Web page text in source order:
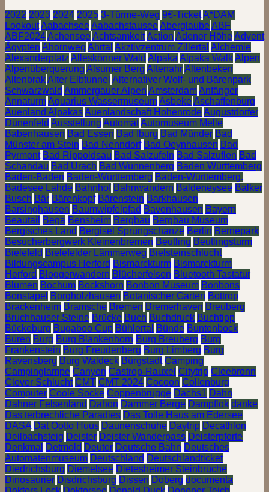
2022 2023 2024 2025 3-Türme-Weg 9€-TicketA*DAM
LookoutAabachseeAabachstauseeAberglaubeABF
ABF2024AchenseeAchtsamkeitAction Adener HöheAdvent
Ägypten Ahornweg Ahrtal Akztivzentrum Zillertal Alchemie
Alexanderplatz Alleskönner Wald Alpaka Alpaka WalkAlpen
Alpenüberquerung Alsumer Berg AltenahrAltenbeken
AltenbrakAlter Elbtunnel Alternativer Wolf- und Bärenpark
Schwarzwald Ammergauer Alpen AmsterdamAnfänger
AnnaturmAquarius WassermuseumAsbekeAschaffenburg
Auenland AlpakasAuenlandschaft HohenrodeAugustdorfer
Dünenfeld Ausstellung AutomatAutomuseum Melle
Babenhausen Bad Essen Bad Iburg Bad Münder Bad
Münster am Stein Bad Nenndorf Bad Oeynhausen Bad
Pyrmont Bad Rippoldsau Bad Salzufeln Bad Salzuflen Bad
Schandau Bad Urach Bad Wünnenberg Baden Württemberg
Baden-Baden Baden-Württemberg Baden-Württemberg.
Badesee Lahde Bahnhof Bahnwandern Baldeneysee Balker
Busch Bär Bärenkopf Bärenstein Barkhausen
Barsinghausen Baumwipfelpfad Bavenhausen Bayern
Beautail
Bega Bensheim Bergbau Bergbau Museum
Bergisches Land Bergisel Sprungschanze Berlin Bernepark
Besucherbergwerk Kleinenbremen Beutling Beutlingsturm
Bielefeld Bielefelder Lämmerweg Bielsteinschlucht
Bildungscampus Herford Bismarckturm Bismarckturm
Herford Bloggerwandern Blücherfelsen Bluetooth Tastatur
Blumen Bochum Bockshorn Bonbon Museum Bonbons
Bonstapel Borgholzhausen Botanischer Garten Bottrop
Brackenheim Bramsche Bremen Bremerhaven Breuberg
Bruchhauser Steine Brücke Buch Buchdruck Buchtipp
Bückeburg Bugaboo Cup Bühlertal Bünde Buntenbock
Büren Burg Burg Blankenhorn Burg Breuberg Burg
Frankenstein Burg Freudenberg Burg Limberg Burg
Ravensberg Burg Waldeck Bürgstadt Camping
Campinglampe Canyon Castrop-Rauxel Citytrip Cleebronn
Clever Schlucht CMT CMT 2024 Cocoon Collenburg
Computer Coole Socke Coppenbrügge Dachs1 Dahn
Dahner Felsenland Dahon Dammer Berge Dampflok danke
Das terbrechliche Paradies Das Tolle Haus am Edersee
DASA Dat Ootto Huus Daunenschuhe Daytrip Decathlon
Deilbachsteig Deister Deister Wanderpass Deisterpforte
Denkmal
Detmold Deuter Deutsche Bahn Deutsches
Automatenmuseum Deutschland Deutschlandticket
Diedrichsburg Diemelsee Dietesheimer Steinbrüche
Dinosaurier Disdrichsburg Dissen Doberg documenta